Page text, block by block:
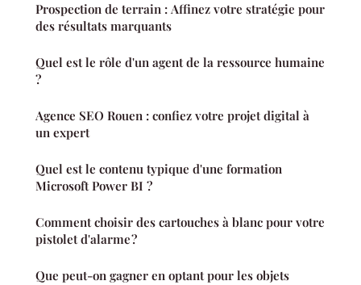
Prospection de terrain : Affinez votre stratégie pour
des résultats marquants
Quel est le rôle d'un agent de la ressource humaine
?
Agence SEO Rouen : confiez votre projet digital à
un expert
Quel est le contenu typique d'une formation
Microsoft Power BI ?
Comment choisir des cartouches à blanc pour votre
pistolet d'alarme ?
Que peut-on gagner en optant pour les objets